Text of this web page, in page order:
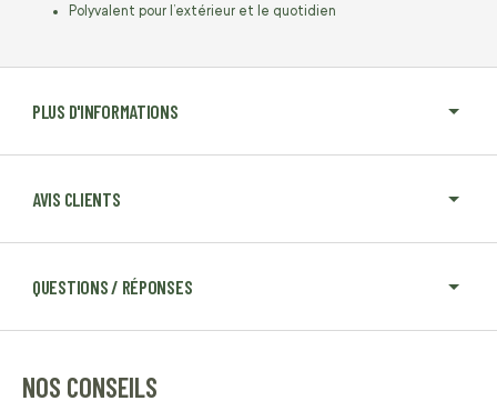
PLUS D'INFORMATIONS
AVIS CLIENTS
QUESTIONS / RÉPONSES
Polyvalent pour l’extérieur et le quotidien
NOS CONSEILS